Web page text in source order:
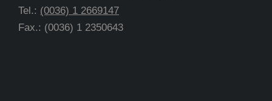
Tel.: (0036) 1 2669147
Fax.: (0036) 1 2350643